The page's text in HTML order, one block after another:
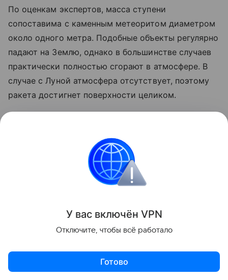
По оценкам экспертов, масса ступени
сопоставима с каменным метеоритом диаметром
около одного метра. Подобные объекты регулярно
падают на Землю, однако в большинстве случаев
практически полностью сгорают в атмосфере. В
случае с Луной атмосфера отсутствует, поэтому
ракета достигнет поверхности целиком.
об атмосфере древней Земли.
Луна российские ученые
Поделиться
У вас включён VPN
Отключите, чтобы всё работало
Готово